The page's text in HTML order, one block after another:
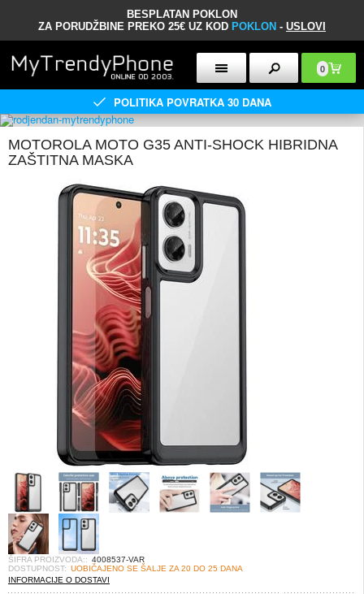
BESPLATAN POKLON
ZA PORUDŽBINE PREKO 25€ UZ KOD POKLON - USLOVI
0
POLITIKA POVRATKA 30 DANA
MOTOROLA MOTO G35 ANTI-SHOCK HIBRIDNA
ZAŠTITNA MASKA
ŠIFRA PROIZVODA:: 4008537-VAR
DOSTUPNOST: UOBIČAJENO SE ŠALJE ZA 20 DO 25 DANA
INFORMACIJE O DOSTAVI